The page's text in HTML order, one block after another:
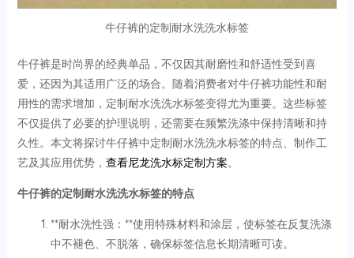
牛仔裤的定制耐水洗洗水标签
牛仔裤是时尚界的经典单品，不仅因其耐磨性和舒适性受到喜
爱，还因为其适用广泛的场合。随着消费者对牛仔裤功能性和耐
用性的需求增加，定制耐水洗洗水标签变得尤为重要。这些标签
不仅提供了必要的护理说明，还需要在频繁洗涤中保持清晰和持
久性。本文将探讨牛仔裤中定制耐水洗洗水标签的特点、制作工
艺及其应用优势， 查看尼龙洗水标定制方案。
牛仔裤的定制耐水洗洗水标签的特点
**耐水洗性强：**使用特殊材料和涂层，使标签在反复洗涤
中不褪色、不脱落，确保标签信息长期清晰可读。